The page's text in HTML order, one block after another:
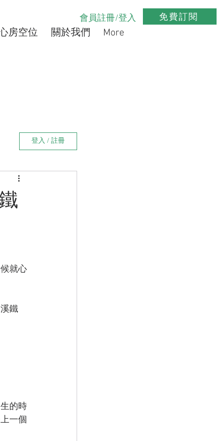
會員註冊/登入 免費訂閱
房空位 關於我們 More
登入 / 註冊
就心
鐵
的時
一個